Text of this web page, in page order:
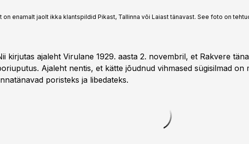
enamalt jaolt ikka klantspildid Pikast, Tallinna või Laiast tänavast. See foto on
kirjutas ajaleht Virulane 1929. aasta 2. novembril, et Rakvere
Ajaleht nentis, et kätte jõudnud vihmased sügisilmad on
poristeks ja libedateks.